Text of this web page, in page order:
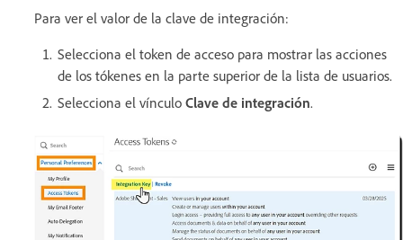
Para ver el valor de la clave de integración:
Selecciona el token de acceso para mostrar las acciones
de los tókenes en la parte superior de la lista de usuarios.
Selecciona el vínculo Clave de integración.